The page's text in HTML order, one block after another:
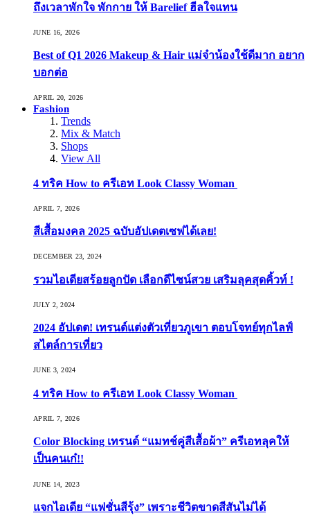
ถึงเวลาพักใจ พักกาย ให้ Barelief ฮีลใจแทน
JUNE 16, 2026
Best of Q1 2026 Makeup & Hair แม่จ๋าน้องใช้ดีมาก อยาก
บอกต่อ
APRIL 20, 2026
Fashion
Trends
Mix & Match
Shops
View All
4 ทริค How to ครีเอท Look Classy Woman
APRIL 7, 2026
สีเสื้อมงคล 2025 ฉบับอัปเดตเซฟได้เลย!
DECEMBER 23, 2024
รวมไอเดียสร้อยลูกปัด เลือกดีไซน์สวย เสริมลุคสุดคิ้วท์ !
JULY 2, 2024
2024 อัปเดต! เทรนด์แต่งตัวเที่ยวภูเขา ตอบโจทย์ทุกไลฟ์
สไตล์การเที่ยว
JUNE 3, 2024
4 ทริค How to ครีเอท Look Classy Woman
APRIL 7, 2026
Color Blocking เทรนด์ “แมทช์คู่สีเสื้อผ้า” ครีเอทลุคให้
เป็นคนเก๋!!
JUNE 14, 2023
แจกไอเดีย “แฟชั่นสีรุ้ง” เพราะชีวิตขาดสีสันไม่ได้